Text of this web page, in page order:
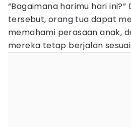
“Bagaimana harimu hari
tersebut, orang tua dapat
memahami perasaan anak,
mereka tetap berjalan